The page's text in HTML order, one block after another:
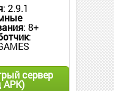
: 2.9.1
: 8+
:
сервер